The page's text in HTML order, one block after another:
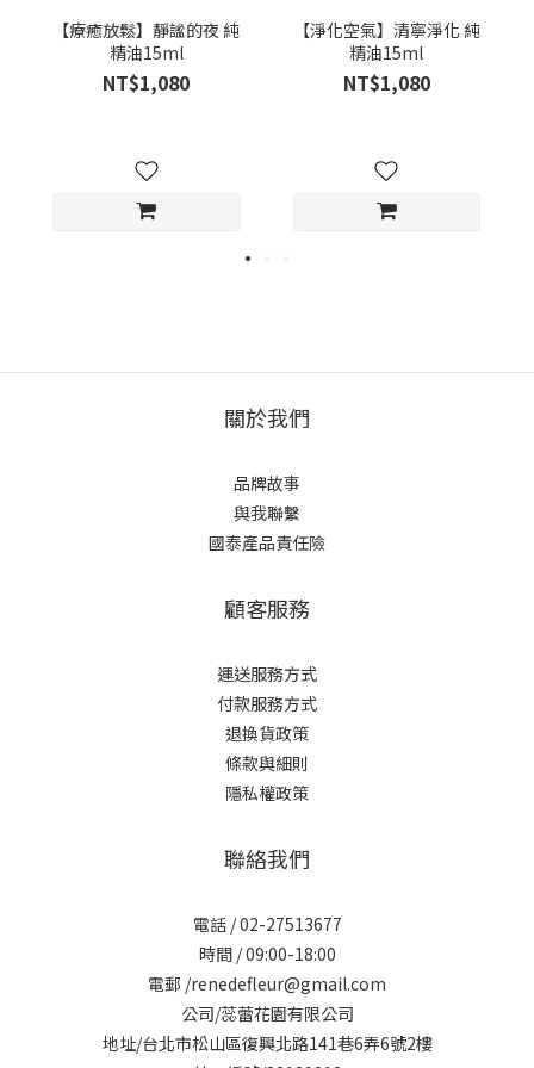
【療癒放鬆】靜謐的夜 純
精油15ml
NT$1,080
【淨化空氣】清寧淨化 純
精油15ml
NT$1,080
關於我們
品牌故事
與我聯繫
國泰產品責任險
顧客服務
運送服務方式
付款服務方式
退換貨政策
條款與細則
隱私權政策
聯絡我們
電話 / 02-27513677
時間 / 09:00-18:00
電郵 /renedefleur@gmail.com
公司/蕊蕾花園有限公司
地址/台北市松山區復興北路141巷6弄6號2樓